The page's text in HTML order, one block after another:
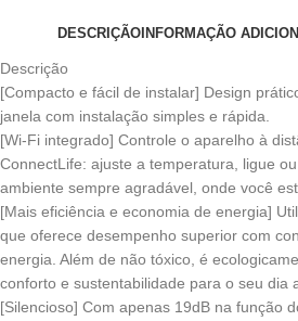
DESCRIÇÃO INFORMAÇÃO
Descrição
[Compacto e fácil de instalar] Design
janela com instalação simples e rápida.
[Wi-Fi integrado] Controle o aparelho à
ConnectLife: ajuste a temperatura, ligue
ambiente sempre agradável, onde você
[Mais eficiência e economia de energia]
que oferece desempenho superior com
energia. Além de não tóxico, é
conforto e sustentabilidade para o seu dia
[Silencioso] Com apenas 19dB na função